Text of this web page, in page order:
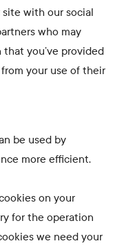
with our social
who may
you’ve provided
your use of their
be used by
more efficient.
on your
for the operation
we need your